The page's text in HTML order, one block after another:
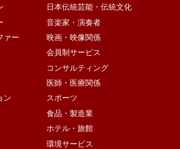
日本伝統芸能・伝統文化
音楽家・演奏者
ァー
映画・映像関係
会員制サービス
コンサルティング
医師・医療関係
ン
スポーツ
食品・製造業
ホテル・旅館
環境サービス